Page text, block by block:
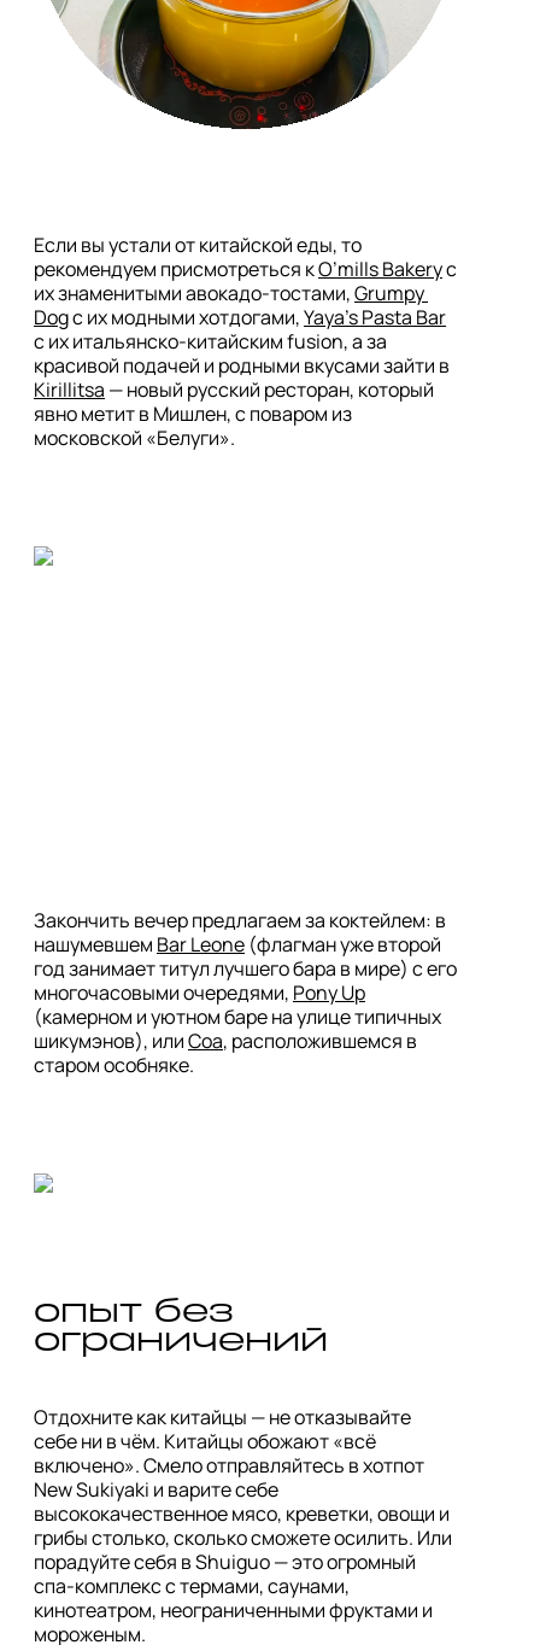
Если вы устали от китайской еды, то
рекомендуем присмотреться к O’mills Bakery с
их знаменитыми авокадо-тостами, Grumpy
Dog с их модными хотдогами, Yaya’s Pasta Bar
с их итальянско-китайским fusion, а за
Kirillitsa — новый русский ресторан, который
явно метит в Мишлен, с поваром из
московской «Белуги».
Закончить вечер предлагаем за коктейлем: в
нашумевшем Bar Leone (флагман уже второй
год занимает титул лучшего бара в мире) с его
многочасовыми очередями, Pony Up
(камерном и уютном баре на улице типичных
шикумэнов), или Coa, расположившемся в
старом особняке.
опыт без
ограничений
Отдохните как китайцы — не отказывайте
себе ни в чём. Китайцы обожают «всё
включено». Смело отправляйтесь в хотпот
New Sukiyaki и варите себе
высококачественное мясо, креветки, овощи и
грибы cтолько, сколько сможете осилить. Или
порадуйте себя в Shuiguo — это огромный
спа-комплекс с термами, саунами,
кинотеатром, неограниченными фруктами и